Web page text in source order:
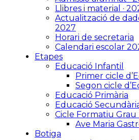
Llibres i material ·
Actualització de
2027
Horari de secretaria
Calendari escolar
Etapes
Educació Infantil
Primer cicle
Segon cicle
Educació Primària
Educació
Cicle Formatiu Grau
Ave Maria
Botiga